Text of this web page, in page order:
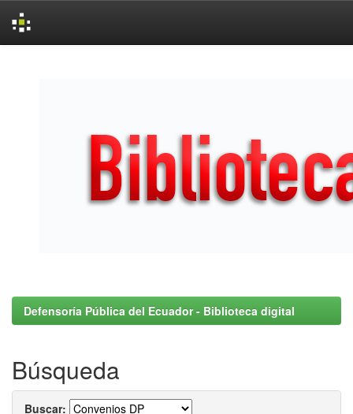
Defensoría Pública del Ecuador - Biblioteca digital
Búsqueda
Buscar: